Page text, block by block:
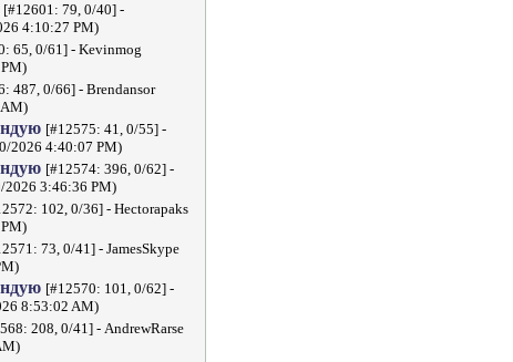
[#12601: 79, 0/40] -
4:10:27 PM)
65, 0/61] - Kevinmog
487, 0/66] - Brendansor
[#12575: 41, 0/55] -
2026 4:40:07 PM)
[#12574: 396, 0/62] -
3:46:36 PM)
102, 0/36] - Hectorapaks
73, 0/41] - JamesSkype
[#12570: 101, 0/62] -
8:53:02 AM)
208, 0/41] - AndrewRarse